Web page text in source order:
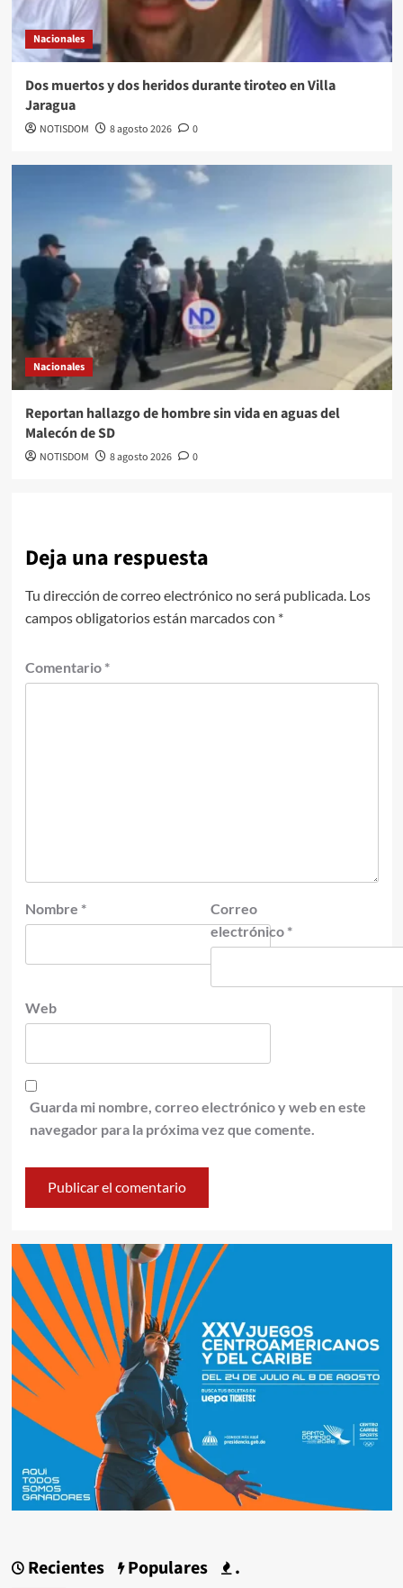
Nacionales
Dos muertos y dos heridos durante tiroteo en Villa
Jaragua
NOTISDOM 8 agosto 2026 0
Nacionales
Reportan hallazgo de hombre sin vida en aguas del
Malecón de SD
NOTISDOM 8 agosto 2026 0
Deja una respuesta
Tu dirección de correo electrónico no será publicada. Los
campos obligatorios están marcados con *
Comentario *
Nombre *
Correo
electrónico *
Web
Guarda mi nombre, correo electrónico y web en este
navegador para la próxima vez que comente.
Recientes Populares .